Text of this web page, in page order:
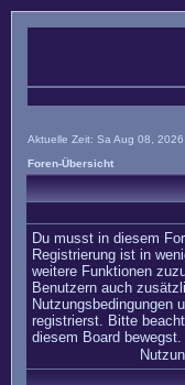
Aktuelle Zeit: Sa Aug 08,
Foren-Übersicht
Du musst in diesem
Registrierung ist in
weitere Funktionen
Benutzern auch
Nutzungsbedingungen
registrierst. Bitte
diesem Board bewegst.